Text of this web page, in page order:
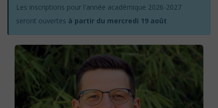
Les inscriptions pour l'année académique 2026-2027
seront ouvertes à partir du mercredi 19 août